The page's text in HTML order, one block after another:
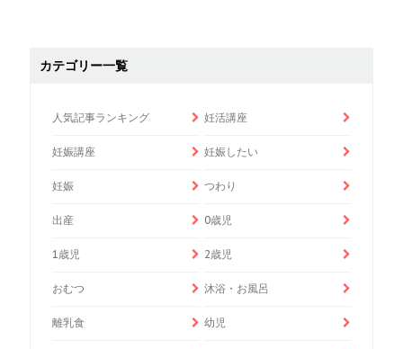
カテゴリー一覧
人気記事ランキング 妊活講座
妊娠講座 妊娠したい
妊娠 つわり
出産 0歳児
1歳児 2歳児
おむつ 沐浴・お風呂
離乳食 幼児